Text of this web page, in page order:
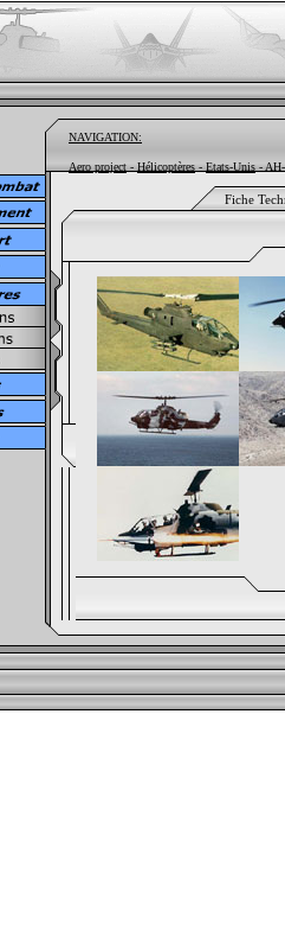
NAVIGATION:
Aero project-Hélicoptères-Etats-Unis- AH-
Fiche